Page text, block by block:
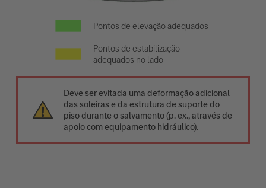
Pontos de elevação adequados
Pontos de estabilização
adequados no lado
Deve ser evitada uma deformação adicional
das soleiras e da estrutura de suporte do
piso durante o salvamento (p. ex., através de
apoio com equipamento hidráulico).